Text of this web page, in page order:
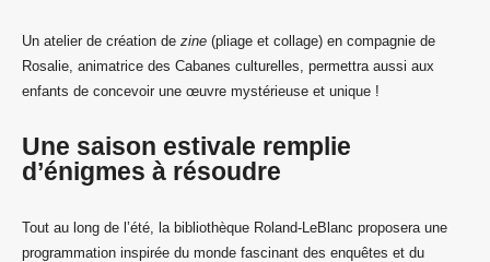
Un atelier de création de zine (pliage et collage) en compagnie de
Rosalie, animatrice des Cabanes culturelles, permettra aussi aux
enfants de concevoir une œuvre mystérieuse et unique !
Une saison estivale remplie
d’énigmes à résoudre
Tout au long de l’été, la bibliothèque Roland-LeBlanc proposera une
programmation inspirée du monde fascinant des enquêtes et du